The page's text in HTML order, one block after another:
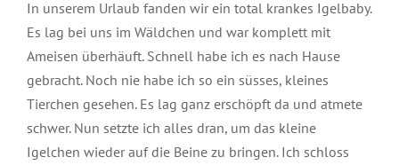
In unserem Urlaub fanden wir ein total krankes Igelbaby.
Es lag bei uns im Wäldchen und war komplett mit
Ameisen überhäuft. Schnell habe ich es nach Hause
gebracht. Noch nie habe ich so ein süsses, kleines
Tierchen gesehen. Es lag ganz erschöpft da und atmete
schwer. Nun setzte ich alles dran, um das kleine
Igelchen wieder auf die Beine zu bringen. Ich schloss